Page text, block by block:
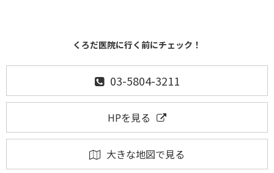
くろだ医院に行く前にチェック！
03-5804-3211
HPを見る
大きな地図で見る